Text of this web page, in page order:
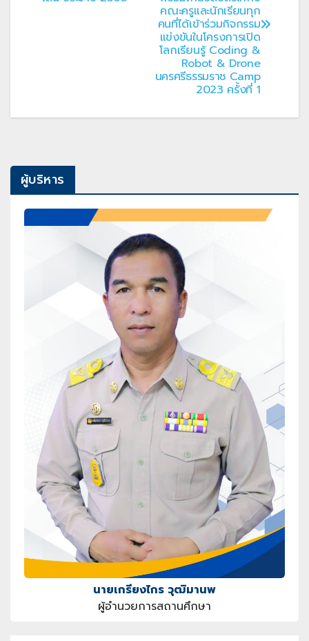
คณะครูและนักเรียนทุก
คนที่ได้เข้าร่วมกิจกรรม
แข่งขันในโครงการเปิด
โลกเรียนรู้ Coding &
Robot & Drone
นครศรีธรรมราช Camp
2023 ครั้งที่ 1
ผู้บริหาร
นายเกรียงไกร วุฒิมานพ
ผู้อำนวยการสถานศึกษา